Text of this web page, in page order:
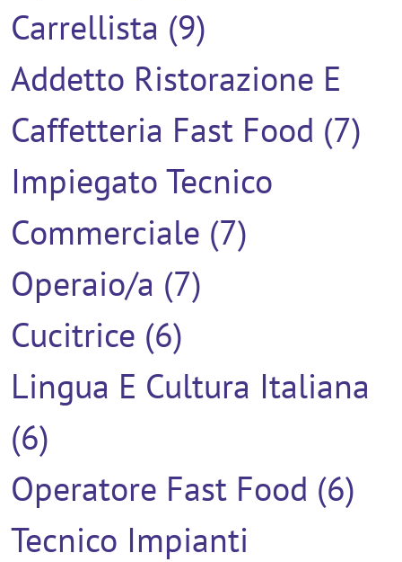
Carrellista (9)
Addetto Ristorazione E
Caffetteria Fast Food (7)
Impiegato Tecnico
Commerciale (7)
Operaio/a (7)
Cucitrice (6)
Lingua E Cultura Italiana
(6)
Operatore Fast Food (6)
Tecnico Impianti